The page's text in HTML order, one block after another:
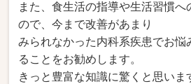
また、食生活の指導や生活習慣へ
ので、今まで改善があまり
みられなかった内科系疾患でお悩
ることをお勧めします。
きっと豊富な知識に驚くと思いま